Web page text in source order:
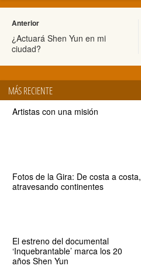
Anterior
¿Actuará Shen Yun en mi
ciudad?
MÁS RECIENTE
Artistas con una misión
Fotos de la Gira: De costa a costa,
atravesando continentes
El estreno del documental
‘Inquebrantable’ marca los 20
años Shen Yun